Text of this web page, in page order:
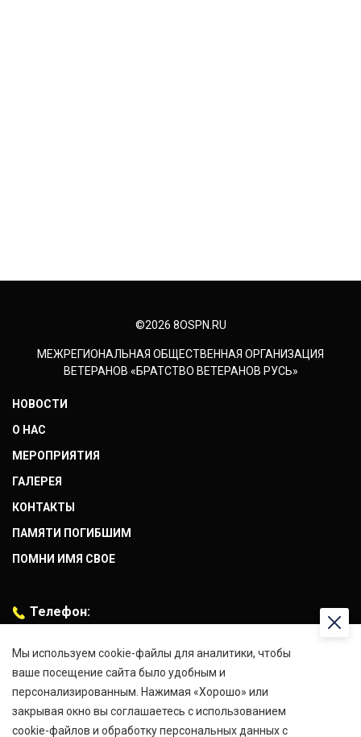
©2026 8OSPN.RU
МЕЖРЕГИОНАЛЬНАЯ ОБЩЕСТВЕННАЯ ОРГАНИЗАЦИЯ
ВЕТЕРАНОВ «БРАТСТВО ВЕТЕРАНОВ РУСЬ»
НОВОСТИ
О НАС
МЕРОПРИЯТИЯ
ГАЛЕРЕЯ
КОНТАКТЫ
ПАМЯТИ ПОГИБШИМ
ПОМНИ ИМЯ СВОЕ
Телефон:
Адрес:
г.Москва, Проспект Мира 101, стр. 1
E-mail:
Мы используем cookie-файлы для аналитики, чтобы
ваше посещение сайта было удобным и
персонализированным. Нажимая «Хорошо» или
закрывая окно вы соглашаетесь с использованием
cookie-файлов и обработку персональных данных с